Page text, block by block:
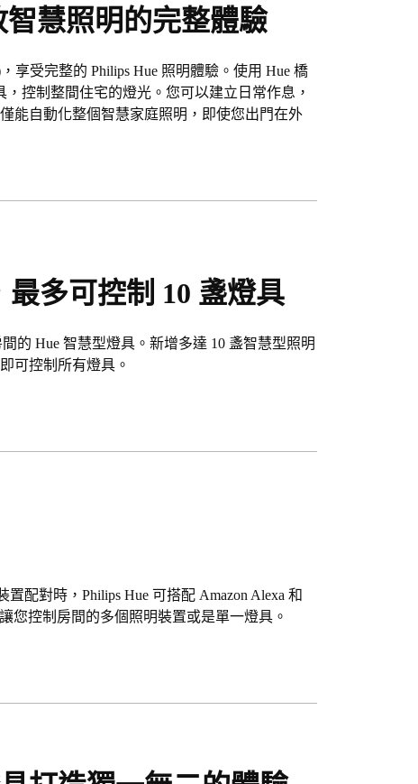
慧照明的完整體驗
享受完整的 Philips Hue 照明體驗。使用 Hue 橋
控制整間住宅的燈光。您可以建立日常作息，
能自動化整個智慧家庭照明，即使您出門在外
多可控制 10 盞燈具
的 Hue 智慧型燈具。新增多達 10 盞智慧型照明
可控制所有燈具。
置配對時，Philips Hue 可搭配 Amazon Alexa 和
您控制房間的多個照明裝置或是單一燈具。